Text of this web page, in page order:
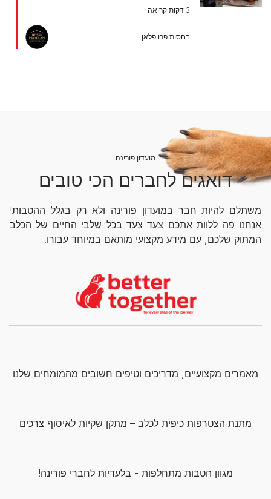
3 דקות קריאה
בחסות פרו פלאן
מועדון פורינה
דואגים לחברים הכי טובים
משתלם להיות חבר במועדון פורינה ולא רק בגלל ההטבות!
אנחנו פה ללוות אתכם צעד צעד בכל שלבי החיים של הכלב
המתוק שלכם, עם מידע מקצועי מותאם במיוחד עבורו.
מאמרים מקצועיים, מדריכים וטיפים חשובים מהמומחים שלנו
מתנת הצטרפות כיפית לכלב – מתקן שקיות לאיסוף צרכים
מגוון הטבות מתחלפות - בלעדיות לחברי פורינה!